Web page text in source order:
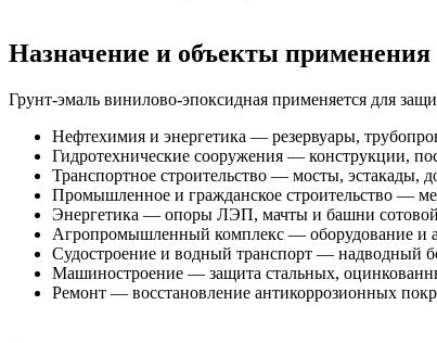
Назначение и объекты применения
Грунт-эмаль винилово-эпоксидная применяется для
Нефтехимия и энергетика — резервуары,
Гидротехнические сооружения — конструкции,
Транспортное строительство — мосты, эстакады,
Промышленное и гражданское строительство —
Энергетика — опоры ЛЭП, мачты и башни сотовой
Агропромышленный комплекс — оборудование и
Судостроение и водный транспорт — надводный
Машиностроение — защита стальных,
Ремонт — восстановление антикоррозионных